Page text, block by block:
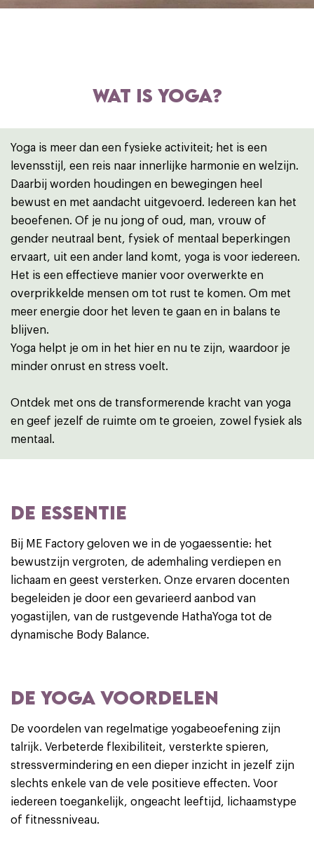
WAT IS YOGA?
Yoga is meer dan een fysieke activiteit; het is een
levensstijl, een reis naar innerlijke harmonie en welzijn.
Daarbij worden houdingen en bewegingen heel
bewust en met aandacht uitgevoerd. Iedereen kan het
beoefenen. Of je nu jong of oud, man, vrouw of
gender neutraal bent, fysiek of mentaal beperkingen
ervaart, uit een ander land komt, yoga is voor iedereen.
Het is een effectieve manier voor overwerkte en
overprikkelde mensen om tot rust te komen. Om met
meer energie door het leven te gaan en in balans te
blijven.
Yoga helpt je om in het hier en nu te zijn, waardoor je
minder onrust en stress voelt.
Ontdek met ons de transformerende kracht van yoga
en geef jezelf de ruimte om te groeien, zowel fysiek als
mentaal.
DE ESSENTIE
Bij ME Factory geloven we in de yogaessentie: het
bewustzijn vergroten, de ademhaling verdiepen en
lichaam en geest versterken. Onze ervaren docenten
begeleiden je door een gevarieerd aanbod van
yogastijlen, van de rustgevende HathaYoga tot de
dynamische Body Balance.
DE YOGA VOORDELEN
De voordelen van regelmatige yogabeoefening zijn
talrijk. Verbeterde flexibiliteit, versterkte spieren,
stressvermindering en een dieper inzicht in jezelf zijn
slechts enkele van de vele positieve effecten. Voor
iedereen toegankelijk, ongeacht leeftijd, lichaamstype
of fitnessniveau.